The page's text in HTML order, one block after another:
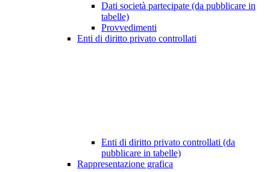
Dati società partecipate (da pubblicare in
tabelle)
Provvedimenti
Enti di diritto privato controllati
Enti di diritto privato controllati (da
pubblicare in tabelle)
Rappresentazione grafica